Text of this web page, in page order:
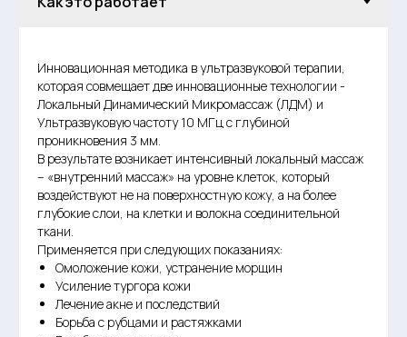
Инновационная методика в ультразвуковой терапии,
которая совмещает две инновационные технологии -
Локальный Динамический Микромассаж (ЛДМ) и
Ультразвуковую частоту 10 МГц с глубиной
проникновения 3 мм.
В результате возникает интенсивный локальный массаж
– «внутренний массаж» на уровне клеток, который
воздействуют не на поверхностную кожу, а на более
глубокие слои, на клетки и волокна соединительной
ткани.
Применяется при следующих показаниях:
Омоложение кожи, устранение морщин
Усиление тургора кожи
Лечение акне и последствий
Борьба с рубцами и растяжками